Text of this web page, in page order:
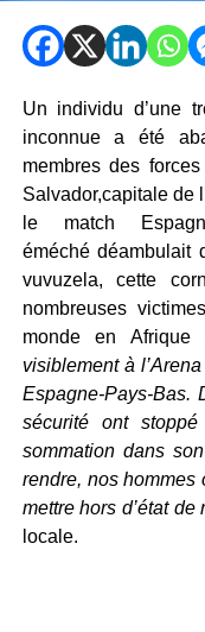
Un individu d’une
inconnue a été
membres des
Salvador,capitale de
le match
éméché déambulait
vuvuzela, cette
nombreuses
monde en
visiblement à
Espagne-Pays-Bas.
sécurité ont
sommation dans
rendre, nos
mettre hors d’état de
locale.